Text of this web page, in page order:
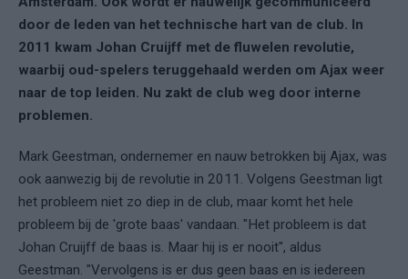
door de leden van het technische hart van de club. In
2011 kwam Johan Cruijff met de fluwelen revolutie,
waarbij oud-spelers teruggehaald werden om Ajax weer
naar de top leiden. Nu zakt de club weg door interne
problemen.
Mark Geestman, ondernemer en nauw betrokken bij Ajax, was
ook aanwezig bij de revolutie in 2011. Volgens Geestman ligt
het probleem niet zo diep in de club, maar komt het hele
probleem bij de 'grote baas' vandaan. "Het probleem is dat
Johan Cruijff de baas is. Maar hij is er nooit", aldus
Geestman. "Vervolgens is er dus geen baas en is iedereen